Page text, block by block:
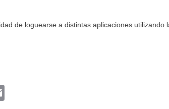
de loguearse a distintas aplicaciones